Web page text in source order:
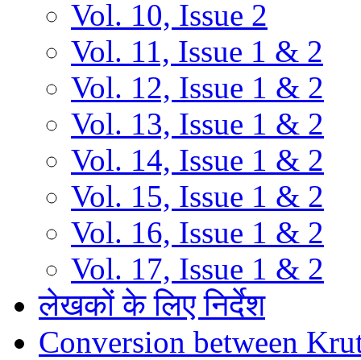
Vol. 10, Issue 2
Vol. 11, Issue 1 & 2
Vol. 12, Issue 1 & 2
Vol. 13, Issue 1 & 2
Vol. 14, Issue 1 & 2
Vol. 15, Issue 1 & 2
Vol. 16, Issue 1 & 2
Vol. 17, Issue 1 & 2
लेखकों के लिए निर्देश
Conversion between